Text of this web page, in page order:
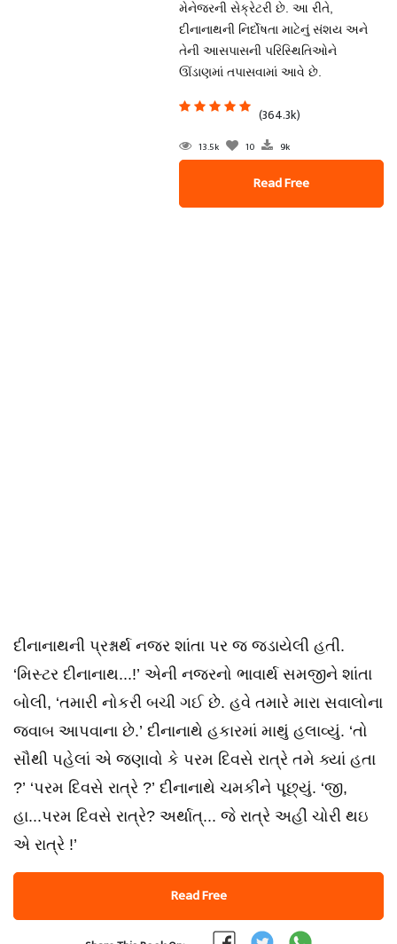
મેનેજરની સેક્રેટરી છે. આ રીતે,
દીનાનાથની નિર્દોષતા માટેનું સંશય અને
તેની આસપાસની પરિસ્થિતિઓને
ઊંડાણમાં તપાસવામાં આવે છે.
(364.3k)
13.5k 10 9k
Read Free
દીનાનાથની પ્રશ્નાર્થ નજર શાંતા પર જ જડાયેલી હતી.
‘મિસ્ટર દીનાનાથ...!’ એની નજરનો ભાવાર્થ સમજીને શાંતા
બોલી, ‘તમારી નોકરી બચી ગઈ છે. હવે તમારે મારા સવાલોના
જવાબ આપવાના છે.’ દીનાનાથે હકારમાં માથું હલાવ્યું. ‘તો
સૌથી પહેલાં એ જણાવો કે પરમ દિવસે રાત્રે તમે ક્યાં હતા
?’ ‘પરમ દિવસે રાત્રે ?’ દીનાનાથે ચમકીને પૂછ્યું. ‘જી,
હા...પરમ દિવસે રાત્રે? અર્થાત્... જે રાત્રે અહીં ચોરી થઇ
એ રાત્રે !’
Read Free